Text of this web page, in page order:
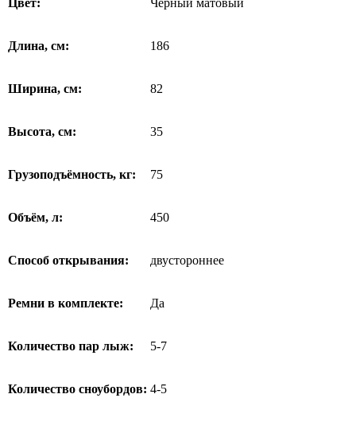
Длина, см: 186
Ширина, см: 82
Высота, см: 35
Грузоподъёмность, кг: 75
Объём, л: 450
Способ открывания: двустороннее
Ремни в комплекте: Да
Количество пар лыж: 5-7
Количество сноубордов: 4-5